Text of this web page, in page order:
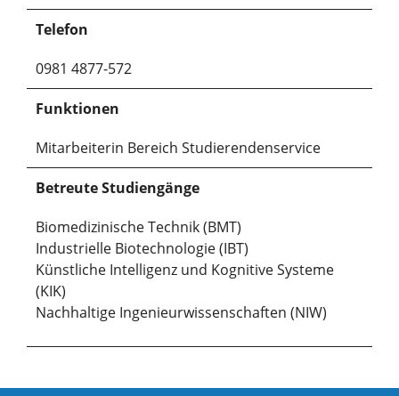
Telefon
0981 4877-572
Funktionen
Mitarbeiterin Bereich Studierendenservice
Betreute Studiengänge
Biomedizinische Technik (BMT)
Industrielle Biotechnologie (IBT)
Künstliche Intelligenz und Kognitive Systeme
(KIK)
Nachhaltige Ingenieurwissenschaften (NIW)